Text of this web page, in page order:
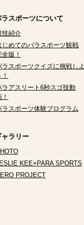
ラスポーツについて
技紹介
じめてのパラスポーツ観戦
全版！
ラスポーツクイズに挑戦しよ
！
ラアスリート6秒スゴ技動
ラスポーツ体験プログラム
ャラリー
KEE×PARA SPORTS
PROJECT